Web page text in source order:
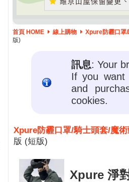
首頁 HOME 線上購物
Xpure防霾口罩
版)
訊息: Your
If you want
and
cookies.
Xpure防霾口罩/騎士頭套/魔
版 (短版)
Xpure 淨